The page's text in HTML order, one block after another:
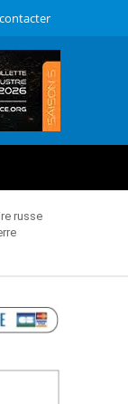
russe